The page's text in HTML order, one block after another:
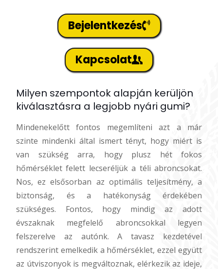
Bejelentkezés
Kapcsolat
Milyen szempontok alapján kerüljön
kiválasztásra a legjobb nyári gumi?
Mindenekelőtt fontos megemlíteni azt a már
szinte mindenki által ismert tényt, hogy miért is
van szükség arra, hogy plusz hét fokos
hőmérséklet felett lecseréljük a téli abroncsokat.
Nos, ez elsősorban az optimális teljesítmény, a
biztonság, és a hatékonyság érdekében
szükséges. Fontos, hogy mindig az adott
évszaknak megfelelő abroncsokkal legyen
felszerelve az autónk. A tavasz kezdetével
rendszerint emelkedik a hőmérséklet, ezzel együtt
az útviszonyok is megváltoznak, elérkezik az ideje,